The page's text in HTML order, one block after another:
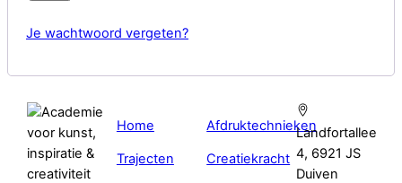
Je wachtwoord vergeten?
Home
Trajecten
Afdruktechnieken
Creatiekracht
Landfortallee
4, 6921 JS
Duiven